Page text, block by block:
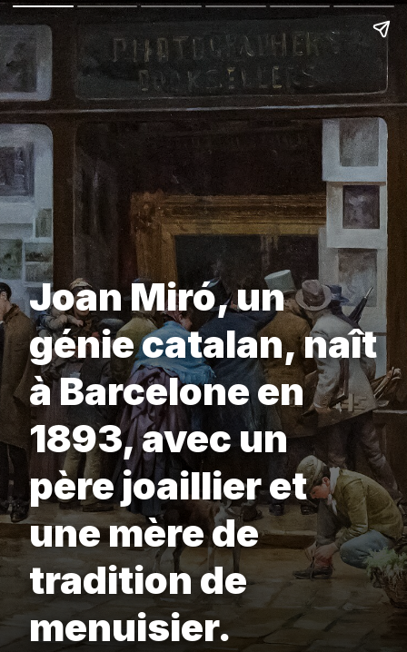
Joan Miró, un
génie catalan, naît
à Barcelone en
1893, avec un
père joaillier et
une mère de
tradition de
menuisier.